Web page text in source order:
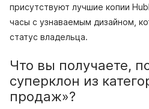
присутствуют лучшие копии
часы с узнаваемым дизайном,
статус владельца.
Что вы получаете,
суперклон из
продаж»?